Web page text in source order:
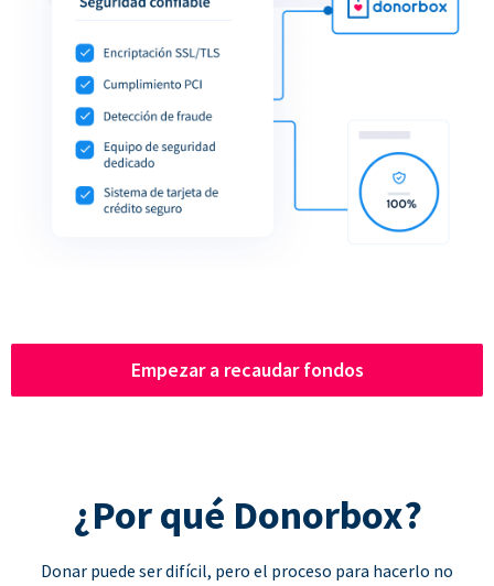
Empezar a recaudar fondos
¿Por qué Donorbox?
Donar puede ser difícil, pero el proceso para hacerlo no